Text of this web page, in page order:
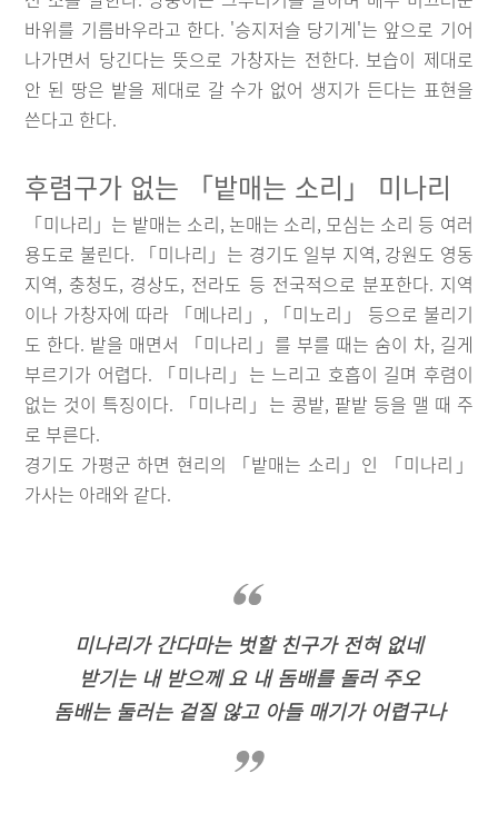
바위를 기름바우라고 한다. '승지저슬 당기게'는 앞으로 기어
나가면서 당긴다는 뜻으로 가창자는 전한다. 보습이 제대로
안 된 땅은 밭을 제대로 갈 수가 없어 생지가 든다는 표현을
쓴다고 한다.
후렴구가 없는 「밭매는 소리」 미나리
「미나리」는 밭매는 소리, 논매는 소리, 모심는 소리 등 여러
용도로 불린다. 「미나리」는 경기도 일부 지역, 강원도 영동
지역, 충청도, 경상도, 전라도 등 전국적으로 분포한다. 지역
이나 가창자에 따라 「메나리」, 「미노리」 등으로 불리기
도 한다. 밭을 매면서 「미나리」를 부를 때는 숨이 차, 길게
부르기가 어렵다. 「미나리」는 느리고 호흡이 길며 후렴이
없는 것이 특징이다. 「미나리」는 콩밭, 팥밭 등을 맬 때 주
로 부른다.
경기도 가평군 하면 현리의 「밭매는 소리」인 「미나리」
가사는 아래와 같다.
미나리가 간다마는 벗할 친구가 전혀 없네
받기는 내 받으께 요 내 돔배를 돌러 주오
돔배는 둘러는 겉질 않고 아들 매기가 어렵구나